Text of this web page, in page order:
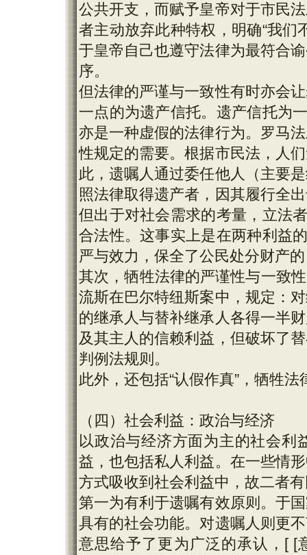
公共开支，而赋予皇帝对于市民
者主动放弃此种特权，明确“我们
于皇帝自己也遵守法律为最符合
序。
但法律的严谨与一致性有时亦会
一点的为遗产信托。遗产信托为
亦是一种虚假的法律行为。罗马
性规定的需要。根据市民法，人
此，遗嘱人通过委任他人（主要
照法律取得遗产者，因其履行全
但出于对社会需求的考量，立法
合法性。这事实上是在两种利益
严与效力，保全了公民处分财产
其次，牺牲法律的严谨性与一致
流斯在巴尔特纽斯案中，规定：
的继承人与替补继承人各得一半
及其主人的信赖利益，但破坏了
判例法规则。
此外，还包括“认假作真”，牺牲
（四）社会利益：政治与经济
以政治与经济方面为主的社会利
益，也包括私人利益。在一些情
方式吸收到社会利益中，故二者
第一为有利于遗嘱有效原则。于
具有的社会功能。对遗嘱人则更
意思给予了更为广泛的承认，[ [